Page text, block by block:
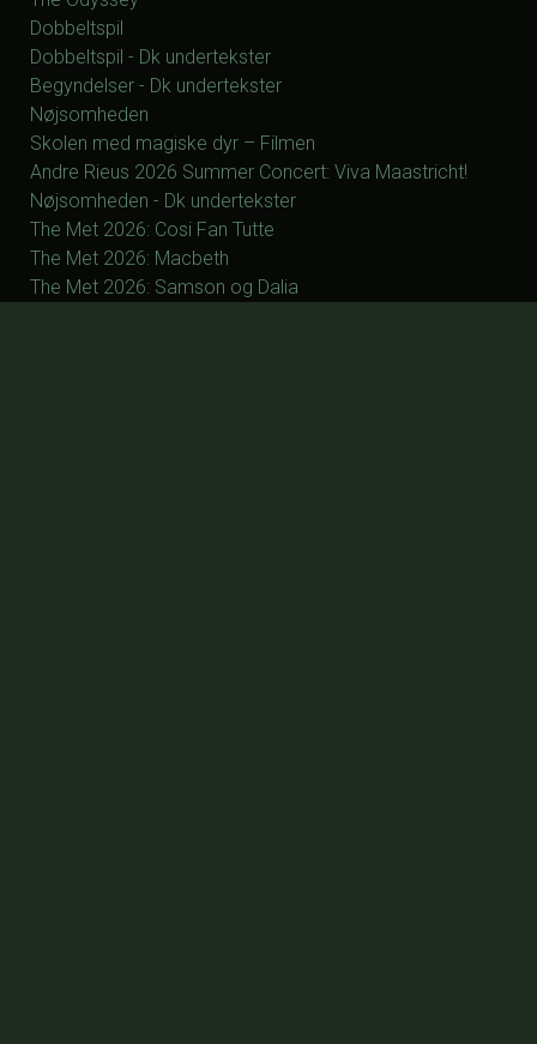
Dobbeltspil
Dobbeltspil - Dk undertekster
Begyndelser - Dk undertekster
Nøjsomheden
Skolen med magiske dyr – Filmen
Andre Rieus 2026 Summer Concert: Viva Maastricht!
Nøjsomheden - Dk undertekster
The Met 2026: Cosi Fan Tutte
The Met 2026: Macbeth
The Met 2026: Samson og Dalia